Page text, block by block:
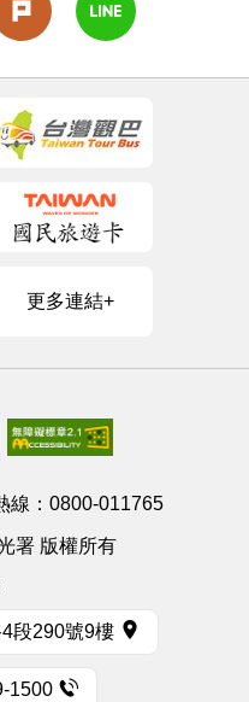
更多連結+
線： 0800-011765
署 版權所有
段290號9樓
1500